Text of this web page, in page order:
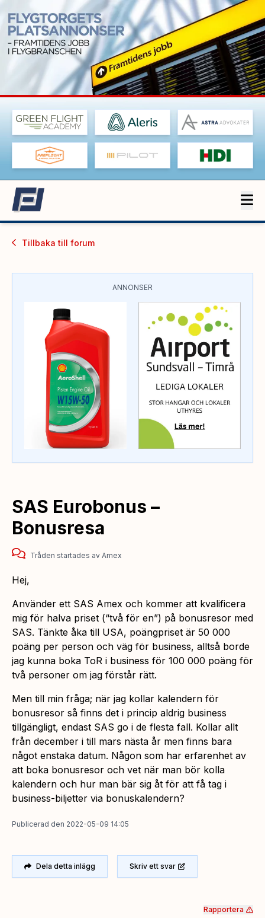
Tillbaka till forum
ANNONSER
SAS Eurobonus –
Bonusresa
Tråden startades av Amex
Hej,
Använder ett SAS Amex och kommer att kvalificera
mig för halva priset (“två för en”) på bonusresor med
SAS. Tänkte åka till USA, poängpriset är 50 000
poäng per person och väg för business, alltså borde
jag kunna boka ToR i business för 100 000 poäng för
två personer om jag förstår rätt.
Men till min fråga; när jag kollar kalendern för
bonusresor så finns det i princip aldrig business
tillgängligt, endast SAS go i de flesta fall. Kollar allt
från december i till mars nästa år men finns bara
något enstaka datum. Någon som har erfarenhet av
att boka bonusresor och vet när man bör kolla
kalendern och hur man bär sig åt för att få tag i
business-biljetter via bonuskalendern?
Publicerad den 2022-05-09 14:05
Dela detta inlägg Skriv ett svar
Rapportera